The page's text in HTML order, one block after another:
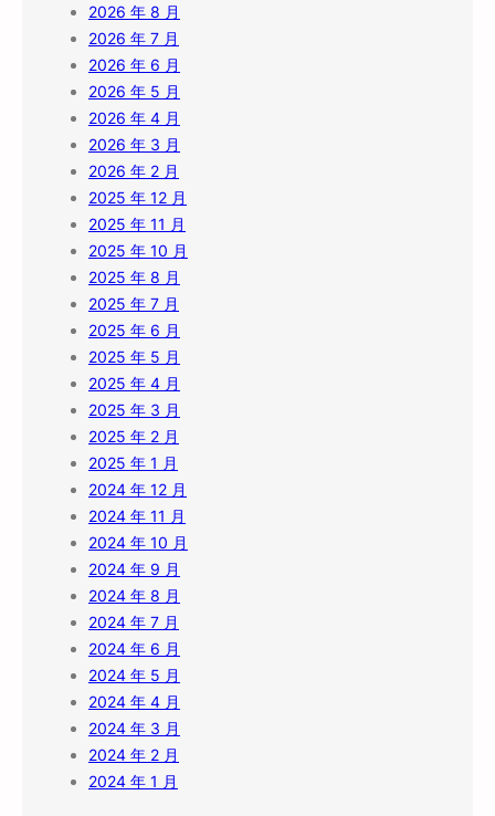
2026 年 8 月
2026 年 7 月
2026 年 6 月
2026 年 5 月
2026 年 4 月
2026 年 3 月
2026 年 2 月
2025 年 12 月
2025 年 11 月
2025 年 10 月
2025 年 8 月
2025 年 7 月
2025 年 6 月
2025 年 5 月
2025 年 4 月
2025 年 3 月
2025 年 2 月
2025 年 1 月
2024 年 12 月
2024 年 11 月
2024 年 10 月
2024 年 9 月
2024 年 8 月
2024 年 7 月
2024 年 6 月
2024 年 5 月
2024 年 4 月
2024 年 3 月
2024 年 2 月
2024 年 1 月